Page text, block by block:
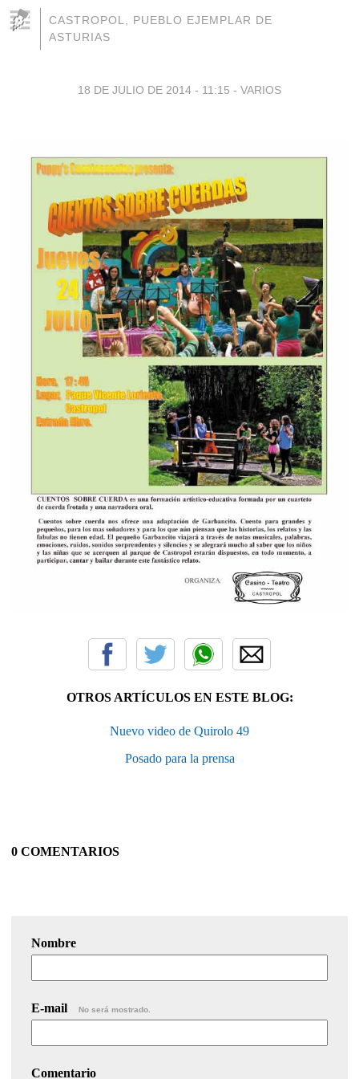
CASTROPOL, PUEBLO EJEMPLAR DE
ASTURIAS
18 DE JULIO DE 2014 - 11:15 - VARIOS
OTROS ARTÍCULOS EN ESTE BLOG:
Nuevo video de Quirolo 49
Posado para la prensa
0 COMENTARIOS
Nombre
E-mail No será mostrado.
Comentario